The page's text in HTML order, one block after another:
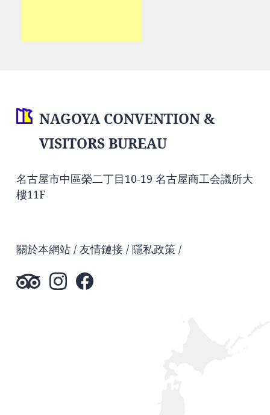
NAGOYA CONVENTION &
VISITORS BUREAU
名古屋市中區榮二丁目10-19 名古屋商工会議所大
樓11F
關於本網站 友情鏈接 隱私政策